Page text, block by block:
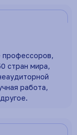
профессоров,
стран мира,
работа,